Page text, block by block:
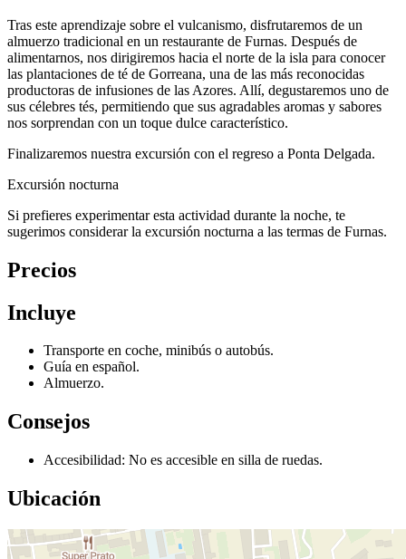
Tras este aprendizaje sobre el vulcanismo, disfrutaremos de un
almuerzo tradicional en un restaurante de Furnas. Después de
alimentarnos, nos dirigiremos hacia el norte de la isla para conocer
las plantaciones de té de Gorreana, una de las más reconocidas
productoras de infusiones de las Azores. Allí, degustaremos uno de
sus célebres tés, permitiendo que sus agradables aromas y sabores
nos sorprendan con un toque dulce característico.
Finalizaremos nuestra excursión con el regreso a Ponta Delgada.
Excursión nocturna
Si prefieres experimentar esta actividad durante la noche, te
sugerimos considerar la excursión nocturna a las termas de Furnas.
Precios
Incluye
Transporte en coche, minibús o autobús.
Guía en español.
Almuerzo.
Consejos
Accesibilidad: No es accesible en silla de ruedas.
Ubicación